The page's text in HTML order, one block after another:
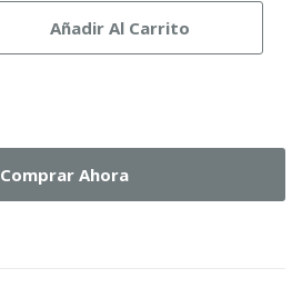
Añadir Al Carrito
Comprar Ahora